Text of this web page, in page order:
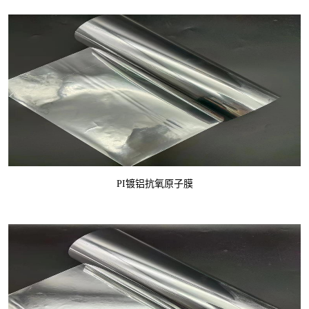
PI镀铝抗氧原子膜